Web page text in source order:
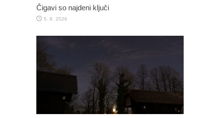
Čigavi so najdeni ključi
5. 8. 2026